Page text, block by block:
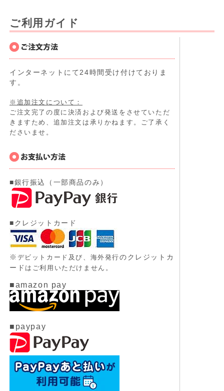
ご利用ガイド
インターネットにて24時間受け付けておりま
す。
※追加注文について：
ご注文完了の度に決済および発送をさせていただ
きますため、追加注文は承りかねます。ご了承く
ださいませ。
■銀行振込（一部商品のみ）
■クレジットカード
※ デビットカード及び、 海外発行のクレジットカ
ード はご利用いただけません。
■amazon pay
■paypay